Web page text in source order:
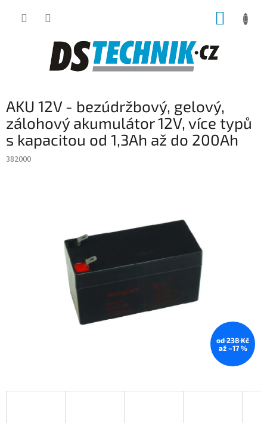
AKU 12V - bezúdržbový, gelový,
zálohový akumulátor 12V, více typů
s kapacitou od 1,3Ah až do 200Ah
382000
od 238 Kč
až –17 %